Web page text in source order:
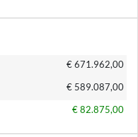
€ 671.962,00
€ 589.087,00
€ 82.875,00